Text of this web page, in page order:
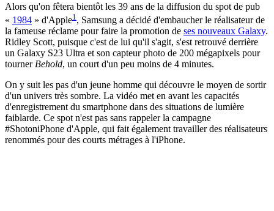
Alors qu'on fêtera bientôt les 39 ans de la diffusion du spot de pub
« 1984 » d'Apple1 , Samsung a décidé d'embaucher le réalisateur de
la fameuse réclame pour faire la promotion de ses nouveaux Galaxy.
Ridley Scott, puisque c'est de lui qu'il s'agit, s'est retrouvé derrière
un Galaxy S23 Ultra et son capteur photo de 200 mégapixels pour
tourner Behold, un court d'un peu moins de 4 minutes.
On y suit les pas d'un jeune homme qui découvre le moyen de sortir
d'un univers très sombre. La vidéo met en avant les capacités
d'enregistrement du smartphone dans des situations de lumière
faiblarde. Ce spot n'est pas sans rappeler la campagne
#ShotoniPhone d'Apple, qui fait également travailler des réalisateurs
renommés pour des courts métrages à l'iPhone.